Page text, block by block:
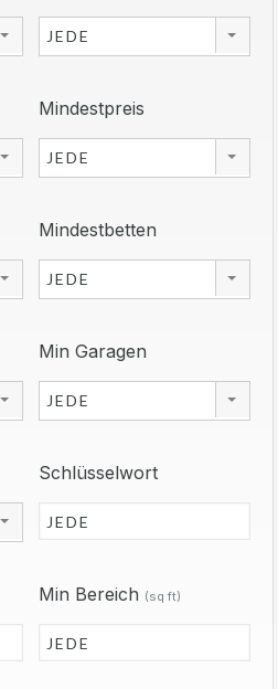
JEDE
Mindestpreis
JEDE
Mindestbetten
JEDE
Min Garagen
JEDE
Schlüsselwort
Min Bereich (sq ft)